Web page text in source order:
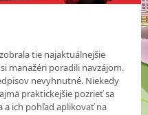
tie najaktuálnejšie
manažéri poradili navzájom.
nevyhnutné. Niekedy
praktickejšie pozrieť sa
a ich pohľad aplikovať na